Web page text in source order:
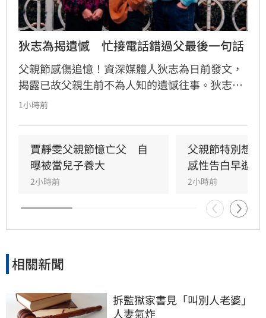
狄志為揭遺憾　忙接電話錯過父最後一句話
父親節感傷追憶！資深媒體人狄志為日前發文，
揭露已故父親生前不為人知的遺憾往事。狄志為
透露，父親一生以海為家，兩人相處時間極少，
在門外落淚。最讓狄志為心碎的是，當年陪病重
父親曬太陽時，自己因忙於接工作電話而忽視了
父親，沒想到那竟是父子最後的相處，父親回房
後便陷入永眠。這段錯過的對話成為他20年來心
中最深的遺憾，他以此感嘆，有些電話晚點接沒
關係，但錯過的親情與話語，可能再也無法挽
1小時前
賈靜雯父親節憶亡父　自
曝被當兒子養大
2小時前
父親節特別想
感性告白早逝父
2小時前
相關新聞
拆監獄家書見「叫別人老婆」
人妻氣炸